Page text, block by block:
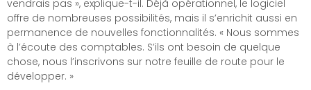
vendrais pas », explique-t-il. Déjà opérationnel, le logiciel
offre de nombreuses possibilités, mais il s’enrichit aussi en
permanence de nouvelles fonctionnalités. « Nous sommes
à l’écoute des comptables. S’ils ont besoin de quelque
chose, nous l’inscrivons sur notre feuille de route pour le
développer. »